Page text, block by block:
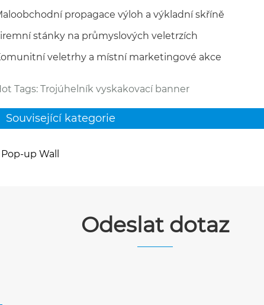
propagace výloh a výkladní skříně
stánky na průmyslových veletrzích
veletrhy a místní marketingové akce
Tags: Trojúhelník vyskakovací banner
Související kategorie
Pop-up Wall
Odeslat dotaz